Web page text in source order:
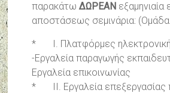
παρακάτωΔΩΡΕΑΝ εξαμηνιαία
αποστάσεως σεμινάρια:
* Ι. Πλατφόρμες
-Εργαλεία παραγωγής
Εργαλεία επικοινωνίας
* ΙΙ. Εργαλεία επεξεργασίας